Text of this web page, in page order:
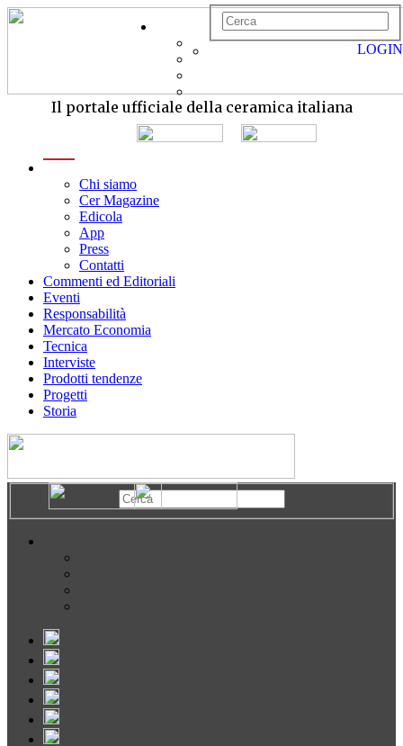
Il portale ufficiale della ceramica italiana
Chi siamo
Cer Magazine
Edicola
App
Press
Contatti
Commenti ed Editoriali
Eventi
Responsabilità
Mercato Economia
Tecnica
Interviste
Prodotti tendenze
Progetti
Storia
LOGIN